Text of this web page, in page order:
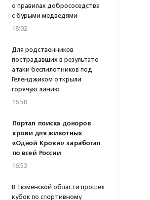
о правилах добрососедства
с бурыми медведями
18:02
Для родственников
пострадавших в результате
атаки беспилотников под
Геленджиком открыли
горячую линию
16:58
Портал поиска доноров
крови для животных
«Одной Крови» заработал
по всей России
16:53
В Тюменской области прошел
кубок по спортивному